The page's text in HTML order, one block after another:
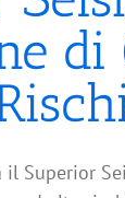
il Superior